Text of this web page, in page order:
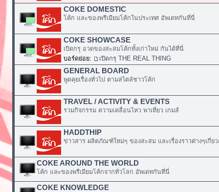
COKE DOMESTIC
โค้ก และของพรีเมียมโค้กในประเทศ อัพเดทกันที่นี่
COKE SHOWCASE
เปิดกรุ อวดของสะสมโค้กทั้งเก่าใหม่ กันได้ที่นี่
บอร์ดย่อย:
เปิดกรุ THE REAL THING
GENERAL BOARD
พูดคุยเรื่องทั่วไป ตามสไตล์ชาวโค้ก
TRAVEL / ACTIVITY & EVENTS
รวมกิจกรรม ความเคลื่อนไหว พาเที่ยว เกมส์
HADDTHIP
ข่าวสาร ผลิตภัณฑ์ใหม่ๆ ของสะสม และเรื่องราวต่างๆเกี่ย
COKE AROUND THE WORLD
โค้ก และของพรีเมียมโค้กจากทั่วโลก อัพเดทกันที่นี่
COKE KNOWLEDGE